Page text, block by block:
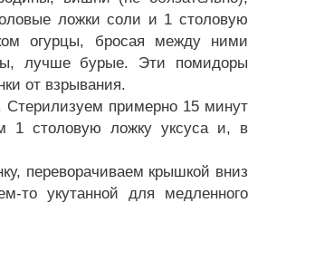
ложки соли и 1 столовую
огурцы, бросая между ними
лучше бурые. Эти помидоры
от взрывания.
примерно 15 минут
1 столовую ложку уксуса и, в
переворачиваем крышкой вниз
то укутанной для медленного